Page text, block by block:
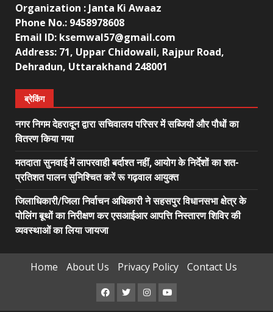
Organization : Janta Ki Awaaz
Phone No.: 9458978608
Email ID: ksemwal57@gmail.com
Address: 71, Uppar Chidowali, Rajpur Road,
Dehradun, Uttarakhand 248001
ब्रेकिंग
नगर निगम देहरादून द्वारा सचिवालय परिसर में सब्जियों और पौधों का
वितरण किया गया
मतदाता सुनवाई में लापरवाही बर्दाश्त नहीं, आयोग के निर्देशों का शत-
प्रतिशत पालन सुनिश्चित करें रू गढ़वाल आयुक्त
जिलाधिकारी/जिला निर्वाचन अधिकारी ने सहसपुर विधानसभा क्षेत्र के
पोलिंग बूथों का निरीक्षण कर एसआईआर आपत्ति निस्तारण शिविर की
व्यवस्थाओं का लिया जायजा
Home About Us Privacy Policy Contact Us
Facebook
TwitterInstagram
Youtube